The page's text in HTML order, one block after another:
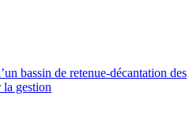
bassin de retenue-décantation des
la gestion